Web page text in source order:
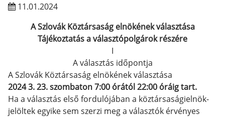
11.01.2024
A Szlovák Köztársaság elnökének választása
Tájékoztatás a választópolgárok részére
I
A választás időpontja
A Szlovák Köztársaság elnökének választása
2024 3. 23. szombaton 7:00 órától 22:00 óráig tart.
Ha a választás első fordulójában a köztársaságielnök-
jelöltek egyike sem szerzi meg a választók érvényes